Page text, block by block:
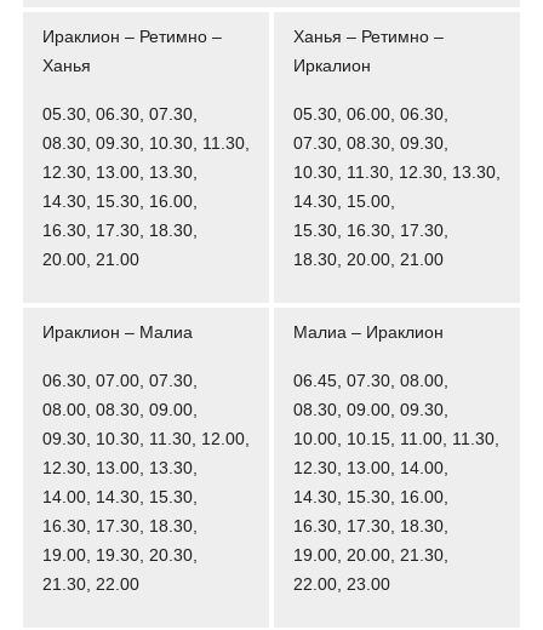
Ираклион – Ретимно –
Ханья
05.30, 06.30, 07.30,
08.30, 09.30, 10.30, 11.30,
12.30, 13.00, 13.30,
14.30, 15.30, 16.00,
16.30, 17.30, 18.30,
20.00, 21.00
Ханья – Ретимно –
Иркалион
05.30, 06.00, 06.30,
07.30, 08.30, 09.30,
10.30, 11.30, 12.30, 13.30,
14.30, 15.00,
15.30, 16.30, 17.30,
18.30, 20.00, 21.00
Ираклион – Малиа
06.30, 07.00, 07.30,
08.00, 08.30, 09.00,
09.30, 10.30, 11.30, 12.00,
12.30, 13.00, 13.30,
14.00, 14.30, 15.30,
16.30, 17.30, 18.30,
19.00, 19.30, 20.30,
21.30, 22.00
Малиа – Ираклион
06.45, 07.30, 08.00,
08.30, 09.00, 09.30,
10.00, 10.15, 11.00, 11.30,
12.30, 13.00, 14.00,
14.30, 15.30, 16.00,
16.30, 17.30, 18.30,
19.00, 20.00, 21.30,
22.00, 23.00